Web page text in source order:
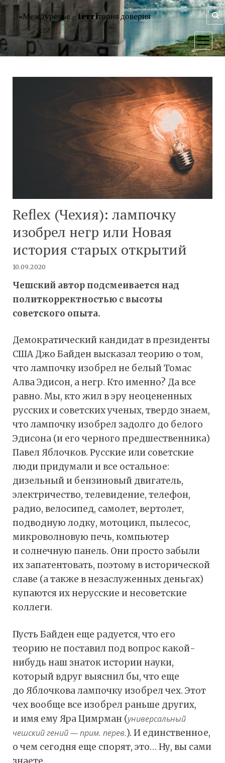
«Междуречье – terriтория доверия
меню
Reflex (Чехия): лампочку
изобрел негр или Новая
история старых открытий
10.09.2020
Чешский автор подсмеивается над
политкорректностью с высоты
советского опыта.
Демократический кандидат в президенты
США Джо Байден высказал теорию о том,
что лампочку изобрел не белый Томас
Алва Эдисон, а негр. Кто именно? Да все
равно. Мы, кто жил в эру неоцененных
русских и советских ученых, твердо знаем,
что лампочку изобрел задолго до белого
Эдисона (и его черного предшественника)
Павел Яблочков. Русские или советские
люди придумали и все остальное:
дизельный и бензиновый двигатель,
электричество, телевидение, телефон,
радио, велосипед, самолет, вертолет,
подводную лодку, мотоцикл, пылесос,
микроволновую печь, компьютер
и солнечную панель. Они просто забыли
их запатентовать, поэтому в исторической
славе (а также в незаслуженных деньгах)
купаются их нерусские и несоветские
коллеги.
Пусть Байден еще радуется, что его
теорию не поставил под вопрос какой-
нибудь наш знаток истории науки,
который вдруг выяснил бы, что еще
до Яблочкова лампочку изобрел чех. Этот
чех вообще все изобрел раньше других,
и имя ему Яра Цимрман (универсальный
чешский гений — прим. перев.). И единственное,
о чем сегодня еще спорят, это… Ну, вы сами